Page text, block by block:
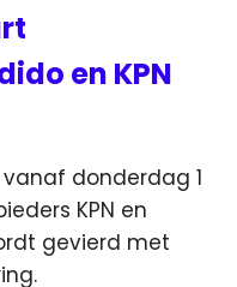
en KPN
vanaf donderdag 1
KPN en
gevierd met